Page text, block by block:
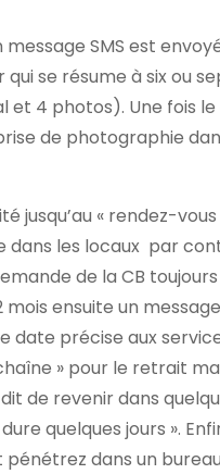
message SMS est
se résume à six ou
4 photos). Une fois
de photographie
« rendez-vous
dans les locaux par
de la CB
ensuite un
date précise aux
» pour le retrait
de revenir dans
quelques jours ».
dans un